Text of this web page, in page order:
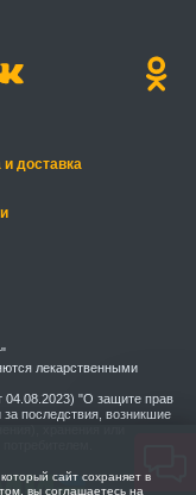
доставка
лекарственными
04.08.2023) "О защите прав
за последствия, возникшие
сайт сохраняет в
вы соглашаетесь на